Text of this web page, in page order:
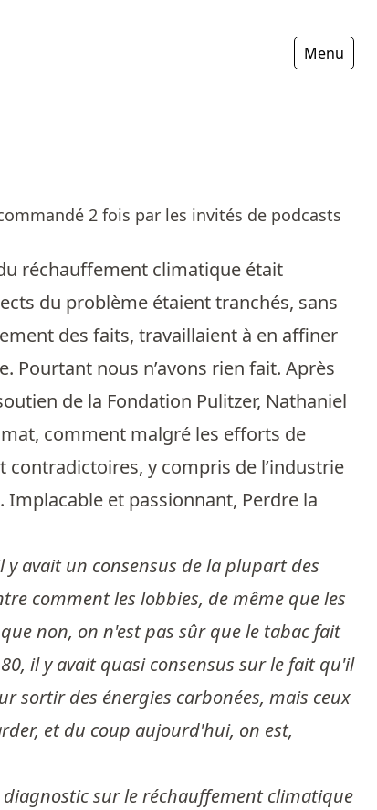
Menu
2 fois par les invités de podcasts
réchauffement climatique était
du problème étaient tranchés, sans
des faits, travaillaient à en affiner
Pourtant nous n’avons rien fait. Après
de la Fondation Pulitzer, Nathaniel
comment malgré les efforts de
contradictoires, y compris de l’industrie
et passionnant, Perdre la
avait un consensus de la plupart des
comment les lobbies, de même que les
non, on n'est pas sûr que le tabac fait
il y avait quasi consensus sur le fait qu'il
sortir des énergies carbonées, mais ceux
et du coup aujourd'hui, on est,
sur le réchauffement climatique